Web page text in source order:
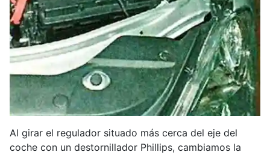
Al girar el regulador situado más cerca del eje del
coche con un destornillador Phillips, cambiamos la